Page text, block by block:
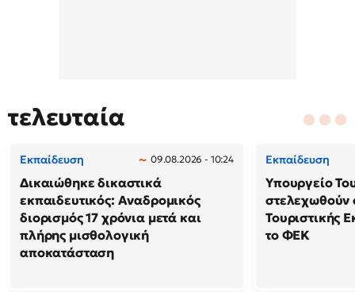
τελευταία
Εκπαίδευση 09.08.2026 - 10:24
Δικαιώθηκε δικαστικά
εκπαιδευτικός: Αναδρομικός
διορισμός 17 χρόνια μετά και
πλήρης μισθολογική
αποκατάσταση
Εκπαίδευση
Υπουργείο
στελεχωθούν
Τουριστικής
το ΦΕΚ